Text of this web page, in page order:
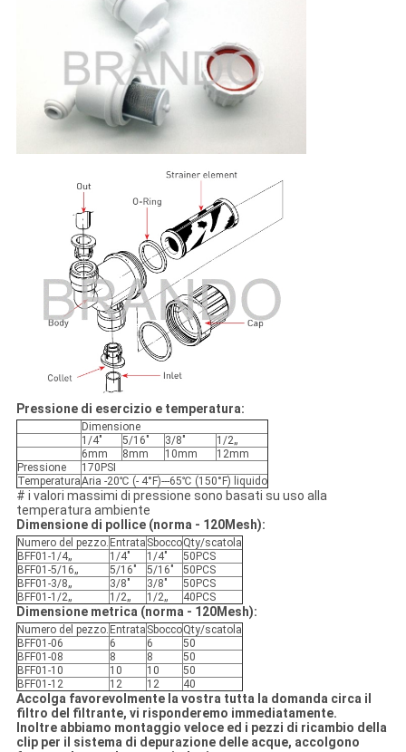
Pressione di esercizio e temperatura:
Dimensione
1/4"
5/16" 3/8"
1/2„
6mm
8mm 10mm
12mm
Pressione
170PSI
TemperaturaAria -20℃ (- 4°F)---65℃ (150°F) liquido
# i valori massimi di pressione sono basati su uso alla
temperatura ambiente
Dimensione di pollice (norma - 120Mesh):
Numero del pezzo. Entrata SboccoQty/scatola
BFF01-1/4„
1/4" 1/4"
50PCS
BFF01-5/16„
5/16" 5/16"
50PCS
BFF01-3/8„
3/8" 3/8"
50PCS
BFF01-1/2„
1/2„ 1/2„ 40PCS
Dimensione metrica (norma - 120Mesh):
Numero del pezzo. Entrata SboccoQty/scatola
BFF01-06
6 6
50
BFF01-08
8 8
50
BFF01-10
10 10
50
BFF01-12
12 12 40
Accolga favorevolmente la vostra tutta la domanda circa il
filtro del filtrante, vi risponderemo immediatamente.
Inoltre abbiamo montaggio veloce ed i pezzi di ricambio della
clip per il sistema di depurazione delle acque, accolgono